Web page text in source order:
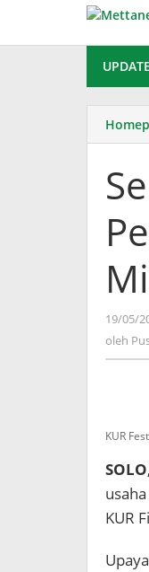
konten
UPDATE
19/05/
oleh
KUR
KUR